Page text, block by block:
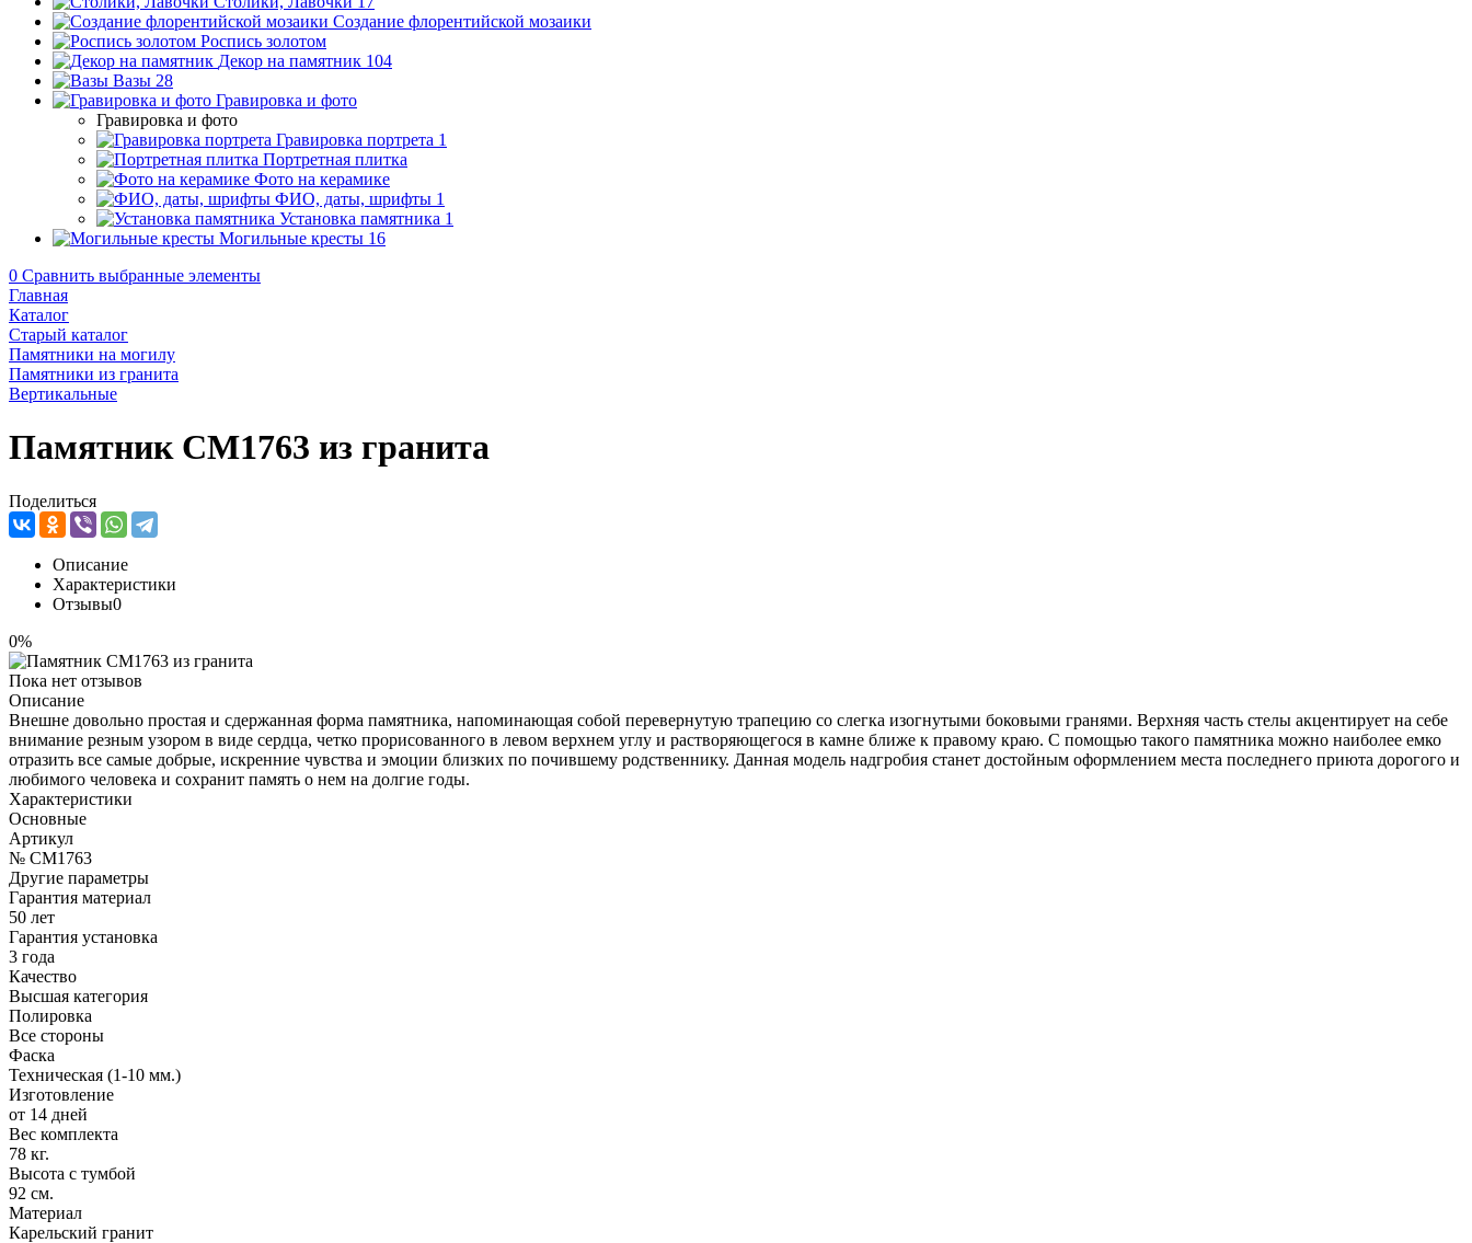
Создание флорентийской мозаики
Роспись золотом
Декор на памятник 104
Вазы 28
Гравировка и фото
Гравировка и фото
Гравировка портрета 1
Портретная плитка
Фото на керамике
ФИО, даты, шрифты 1
Установка памятника 1
Могильные кресты 16
0 Сравнить выбранные элементы
Главная
Каталог
Старый каталог
Памятники на могилу
Памятники из гранита
Вертикальные
Памятник CM1763 из гранита
Поделиться
Описание
Характеристики
Отзывы0
0%
Пока нет отзывов
Описание
Внешне довольно простая и сдержанная форма памятника, напоминающая собой перевернутую трапецию со слегка изогнутыми боковыми гранями. Верхняя часть стелы акцентирует на себе
внимание резным узором в виде сердца, четко прорисованного в левом верхнем углу и растворяющегося в камне ближе к правому краю. С помощью такого памятника можно наиболее емко
отразить все самые добрые, искренние чувства и эмоции близких по почившему родственнику. Данная модель надгробия станет достойным оформлением места последнего приюта дорогого и
любимого человека и сохранит память о нем на долгие годы.
Характеристики
Основные
Артикул
№ CM1763
Другие параметры
Гарантия материал
50 лет
Гарантия установка
3 года
Качество
Высшая категория
Полировка
Все стороны
Фаска
Техническая (1-10 мм.)
Изготовление
от 14 дней
Вес комплекта
78 кг.
Высота с тумбой
92 см.
Материал
Карельский гранит